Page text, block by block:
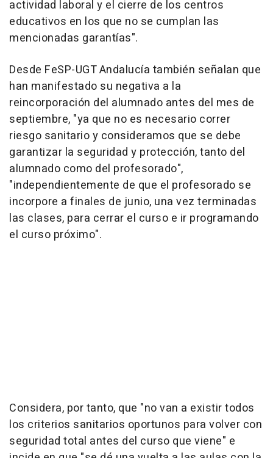
actividad laboral y el cierre de los centros
educativos en los que no se cumplan las
mencionadas garantías".
Desde FeSP-UGT Andalucía también señalan que
han manifestado su negativa a la
reincorporación del alumnado antes del mes de
septiembre, "ya que no es necesario correr
riesgo sanitario y consideramos que se debe
garantizar la seguridad y protección, tanto del
alumnado como del profesorado",
"independientemente de que el profesorado se
incorpore a finales de junio, una vez terminadas
las clases, para cerrar el curso e ir programando
el curso próximo".
Considera, por tanto, que "no van a existir todos
los criterios sanitarios oportunos para volver con
seguridad total antes del curso que viene" e